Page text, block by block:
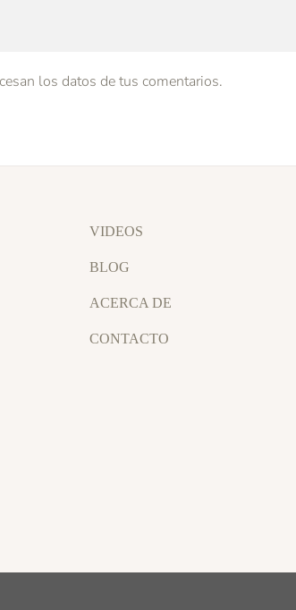
los datos de tus comentarios.
VIDEOS
BLOG
ACERCA DE
CONTACTO